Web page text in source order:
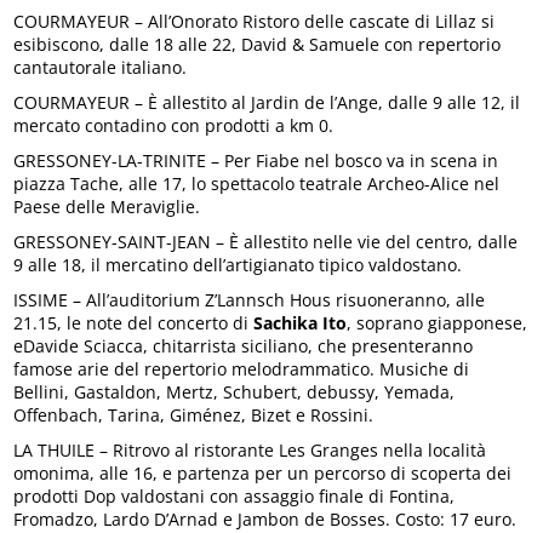
COURMAYEUR – All’Onorato Ristoro delle cascate di Lillaz si
esibiscono, dalle 18 alle 22, David & Samuele con repertorio
cantautorale italiano.
COURMAYEUR – È allestito al Jardin de l’Ange, dalle 9 alle 12, il
mercato contadino con prodotti a km 0.
GRESSONEY-LA-TRINITE – Per Fiabe nel bosco va in scena in
piazza Tache, alle 17, lo spettacolo teatrale Archeo-Alice nel
Paese delle Meraviglie.
GRESSONEY-SAINT-JEAN – È allestito nelle vie del centro, dalle
9 alle 18, il mercatino dell’artigianato tipico valdostano.
ISSIME – All’auditorium Z’Lannsch Hous risuoneranno, alle
21.15, le note del concerto diSachika Ito, soprano giapponese,
eDavide Sciacca, chitarrista siciliano, che presenteranno
famose arie del repertorio melodrammatico. Musiche di
Bellini, Gastaldon, Mertz, Schubert, debussy, Yemada,
Offenbach, Tarina, Giménez, Bizet e Rossini.
LA THUILE – Ritrovo al ristorante Les Granges nella località
omonima, alle 16, e partenza per un percorso di scoperta dei
prodotti Dop valdostani con assaggio finale di Fontina,
Fromadzo, Lardo D’Arnad e Jambon de Bosses. Costo: 17 euro.